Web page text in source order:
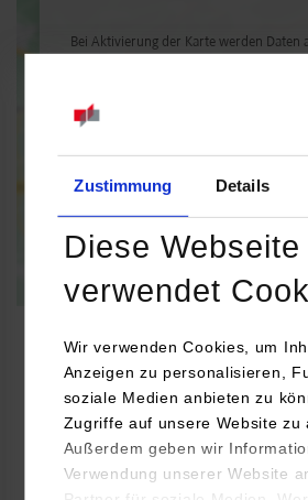
Zustimmung Details
Diese Webseite
verwendet
Wir verwenden Cookies, um
Anzeigen zu personalisieren,
soziale Medien anbieten zu
Zugriffe auf unsere Website zu
Außerdem geben wir
Verwendung unserer Website
Bei Aktivierung der Karte werden Daten
BWL-Immobilienwirtschaft
Katip Immobilien GmbH
Konrad-Adenauer-Allee 21